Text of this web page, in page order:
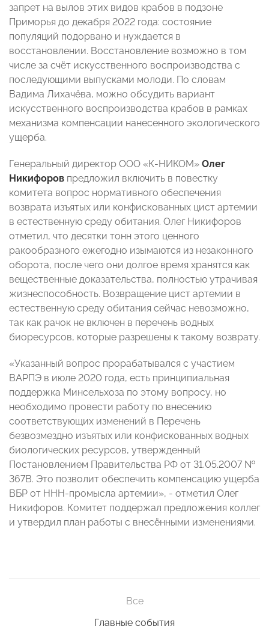
запрет на вылов этих видов крабов в подзоне
Приморья до декабря 2022 года: состояние
популяций подорвано и нуждается в
восстановлении. Восстановление возможно в том
числе за счёт искусственного воспроизводства с
последующими выпусками молоди. По словам
Вадима Лихачёва, можно обсудить вариант
искусственного воспроизводства крабов в рамках
механизма компенсации нанесенного экологического
ущерба.
Генеральный директор ООО «К-НИКОМ» Олег
Никифоров предложил включить в повестку
комитета вопрос нормативного обеспечения
возврата изъятых или конфискованных цист артемии
в естественную среду обитания. Олег Никифоров
отметил, что десятки тонн этого ценного
ракообразного ежегодно изымаются из незаконного
оборота, после чего они долгое время хранятся как
вещественные доказательства, полностью утрачивая
жизнеспособность. Возвращение цист артемии в
естественную среду обитания сейчас невозможно,
так как рачок не включен в перечень водных
биоресурсов, которые разрешены к такому возврату.
«Указанный вопрос прорабатывался с участием
ВАРПЭ в июле 2020 года, есть принципиальная
поддержка Минсельхоза по этому вопросу, но
необходимо провести работу по внесению
соответствующих изменений в Перечень
безвозмездно изъятых или конфискованных водных
биологических ресурсов, утвержденный
Постановлением Правительства РФ от 31.05.2007 №
367В. Это позволит обеспечить компенсацию ущерба
ВБР от ННН-промысла артемии», - отметил Олег
Никифоров. Комитет поддержал предложения коллег
и утвердил план работы с внесёнными изменениями.
Все
Главные события